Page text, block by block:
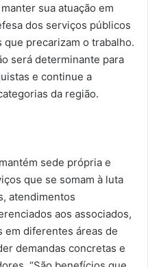
sua atuação em
dos serviços públicos
precarizam o trabalho.
será determinante para
e continue a
da região.
sede própria e
que se somam à luta
atendimentos
aos associados,
em diferentes áreas de
demandas concretas e